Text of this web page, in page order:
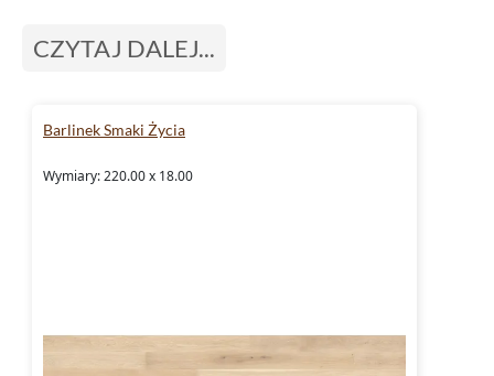
CZYTAJ DALEJ...
Barlinek Smaki Życia
Wymiary: 220.00 x 18.00